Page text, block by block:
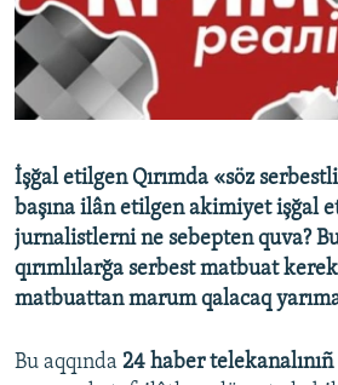
Русский
Українською
RFE/RS bütün saytları
İşğal etilgen Qırımda «söz
başına ilân etilgen akimiyet işğal
jurnalistlerni ne sebepten quva?
qırımlılarğa serbest matbuat
matbuattan marum qalacaq
Bu aqqında 24 haber telekanalınıñ